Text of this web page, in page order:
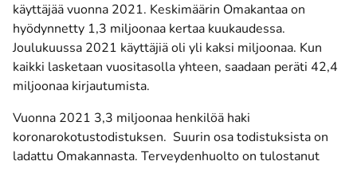
käyttäjää vuonna 2021. Keskimäärin Omakantaa on
hyödynnetty 1,3 miljoonaa kertaa kuukaudessa.
Joulukuussa 2021 käyttäjiä oli yli kaksi miljoonaa. Kun
kaikki lasketaan vuositasolla yhteen, saadaan peräti 42,4
miljoonaa kirjautumista.
Vuonna 2021 3,3 miljoonaa henkilöä haki
koronarokotustodistuksen. Suurin osa todistuksista on
ladattu Omakannasta. Terveydenhuolto on tulostanut